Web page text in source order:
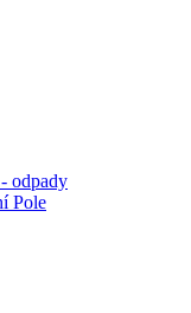
odpady
Pole